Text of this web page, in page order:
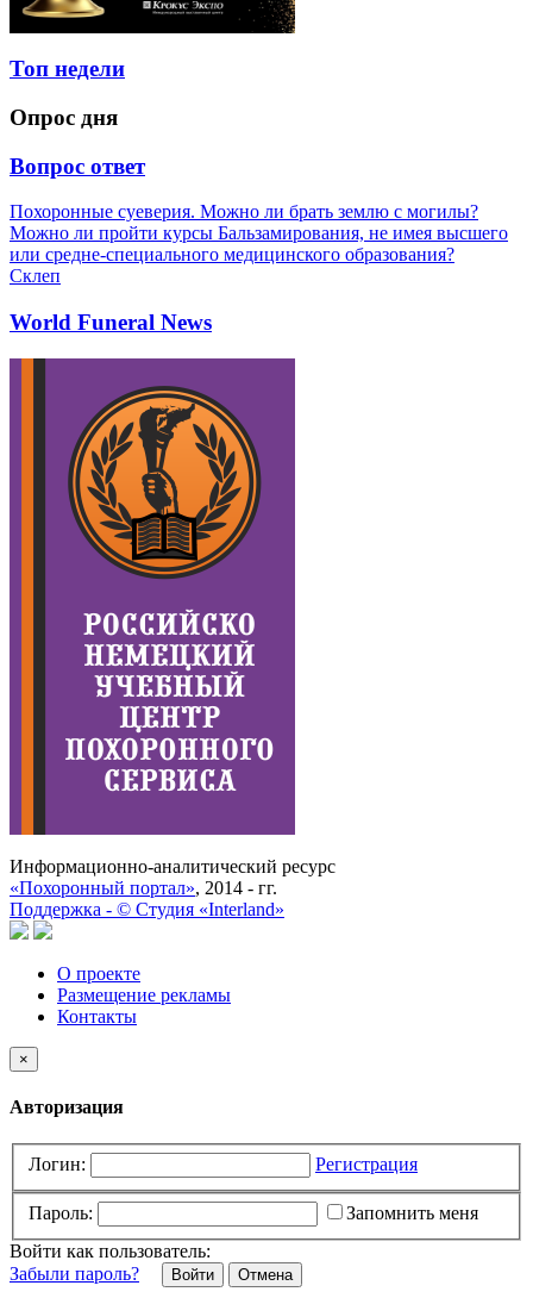
Топ недели
Опрос дня
Вопрос ответ
Похоронные суеверия. Можно ли брать землю с могилы?
Можно ли пройти курсы Бальзамирования, не имея высшего
или средне-специального медицинского образования?
Склеп
World Funeral News
Информационно-аналитический ресурс
«Похоронный портал», 2014 - гг.
Поддержка - © Cтудия «Interland»
О проекте
Размещение рекламы
Контакты
×
Авторизация
Логин: Регистрация
Пароль:
Запомнить меня
Войти как пользователь:
Забыли пароль?
Отмена